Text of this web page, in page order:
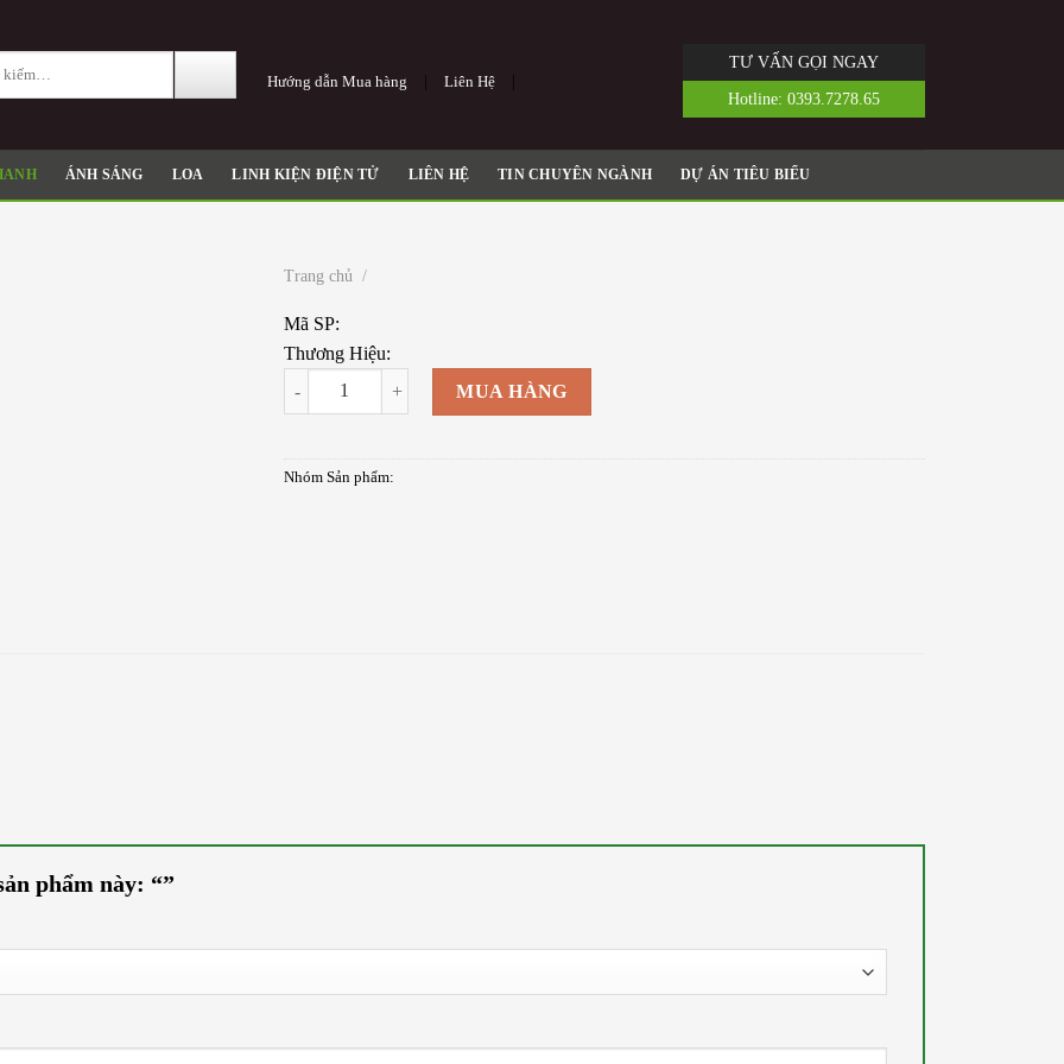
Hướng dẫn Mua hàng |
TƯ VẤN GỌI NGAY
Hotline: 0393.7278.65
ÁNH SÁNG LOA LINH KIỆN ĐIỆN TỬ LIÊN HỆ TIN CHUYÊN NGÀNH DỰ ÁN TIÊU BIỂU
Trang chủ
Mã SP:
Thương Hiệu:
quantity
MUA HÀNG
Nhóm Sản phẩm:
về sản phẩm này: “”